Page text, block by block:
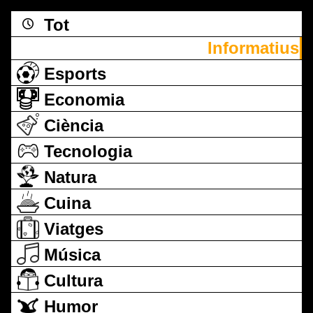
Tot
Informatius
Esports
Economia
Ciència
Tecnologia
Natura
Cuina
Viatges
Música
Cultura
Humor